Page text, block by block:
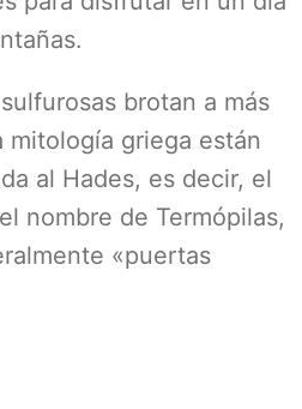
brotan a más
mitología griega están
al Hades, es decir, el
nombre de Termópilas,
«puertas